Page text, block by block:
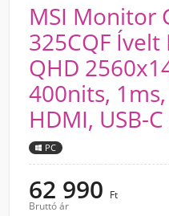
MSI Monitor
325CQF Ívelt
QHD
400nits,
HDMI, USB-
PC
62 990 Ft
Bruttó ár